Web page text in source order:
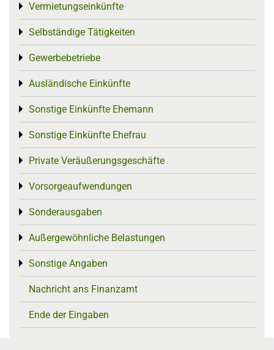
Vermietungseinkünfte
Toggle menu
Selbständige Tätigkeiten
Toggle menu
Gewerbebetriebe
Toggle menu
Ausländische Einkünfte
Toggle menu
Sonstige Einkünfte Ehemann
Toggle menu
Sonstige Einkünfte Ehefrau
Toggle menu
Private Veräußerungsgeschäfte
Toggle menu
Vorsorgeaufwendungen
Toggle menu
Sonderausgaben
Toggle menu
Außergewöhnliche Belastungen
Toggle menu
Sonstige Angaben
Toggle menu
Nachricht ans Finanzamt
Ende der Eingaben